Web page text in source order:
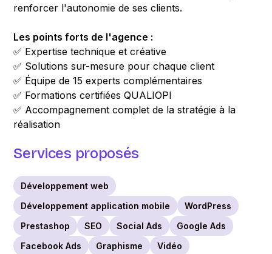
renforcer l'autonomie de ses clients.
Les points forts de l'agence :
✅ Expertise technique et créative
✅ Solutions sur-mesure pour chaque client
✅ Équipe de 15 experts complémentaires
✅ Formations certifiées QUALIOPI
✅ Accompagnement complet de la stratégie à la
réalisation
Services proposés
Développement web
Développement application mobile
WordPress
Prestashop
SEO Social Ads
Google Ads
Facebook Ads
Graphisme
Vidéo